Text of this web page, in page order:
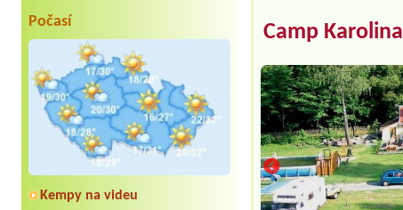
Počasí
Kempy na videu
Camp Karolina